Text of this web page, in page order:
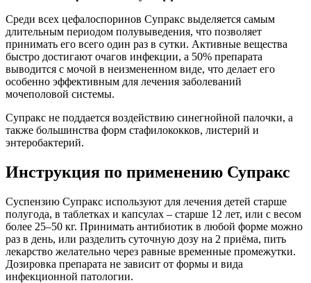
Среди всех цефалоспоринов Супракс выделяется самым
длительным периодом полувыведения, что позволяет
принимать его всего один раз в сутки. Активные вещества
быстро достигают очагов инфекции, а 50% препарата
выводится с мочой в неизмененном виде, что делает его
особенно эффективным для лечения заболеваний
мочеполовой системы.
Супракс не поддается воздействию синегнойной палочки, а
также большинства форм стафилококков, листерий и
энтеробактерий.
Инструкция по применению Супракс
Суспензию Супракс используют для лечения детей старше
полугода, в таблетках и капсулах – старше 12 лет, или с весом
более 25–50 кг. Принимать антибиотик в любой форме можно
раз в день, или разделить суточную дозу на 2 приёма, пить
лекарство желательно через равные временные промежутки.
Дозировка препарата не зависит от формы и вида
инфекционной патологии.